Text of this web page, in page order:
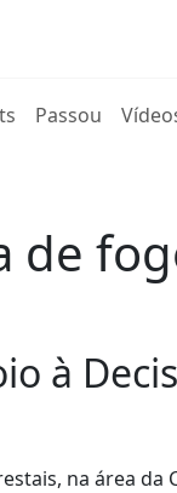
Passou
de
à
na área